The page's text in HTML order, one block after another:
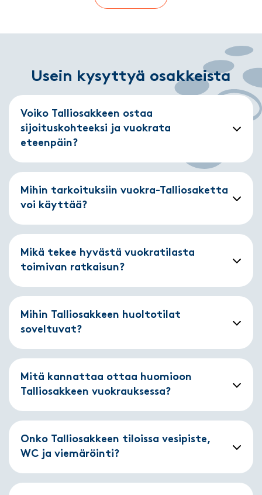
Usein kysyttyä osakkeista
Voiko Talliosakkeen ostaa
sijoituskohteeksi ja vuokrata
eteenpäin?
Mihin tarkoituksiin vuokra-Talliosaketta
voi käyttää?
Mikä tekee hyvästä vuokratilasta
toimivan ratkaisun?
Mihin Talliosakkeen huoltotilat
soveltuvat?
Mitä kannattaa ottaa huomioon
Talliosakkeen vuokrauksessa?
Onko Talliosakkeen tiloissa vesipiste,
WC ja viemäröinti?